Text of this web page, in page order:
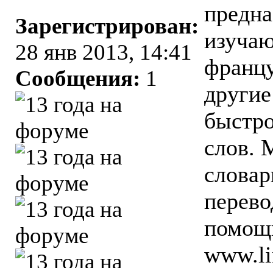
Зарегистрирован:
28 янв 2013, 14:41
Сообщения: 1
слов.